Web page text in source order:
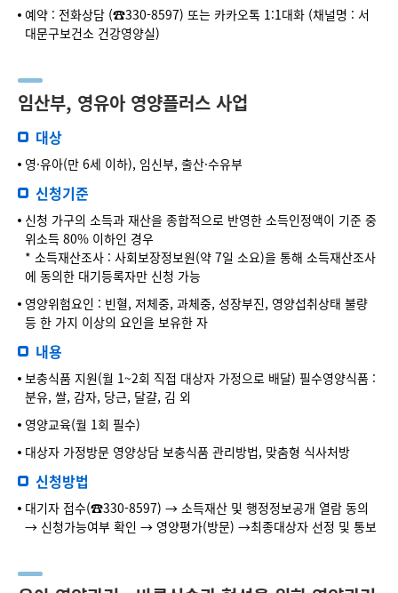
예약 : 전화상담 (☎330-8597) 또는 카카오톡 1:1대화 (채널명 : 서
대문구보건소 건강영양실)
임산부, 영유아 영양플러스 사업
대상
영·유아(만 6세 이하), 임신부, 출산·수유부
신청기준
신청 가구의 소득과 재산을 종합적으로 반영한 소득인정액이 기준 중
위소득 80% 이하인 경우
* 소득재산조사 : 사회보장정보원(약 7일 소요)을 통해 소득재산조사
에 동의한 대기등록자만 신청 가능
영양위험요인 : 빈혈, 저체중, 과체중, 성장부진, 영양섭취상태 불량
등 한 가지 이상의 요인을 보유한 자
내용
보충식품 지원(월 1~2회 직접 대상자 가정으로 배달) 필수영양식품 :
분유, 쌀, 감자, 당근, 달걀, 김 외
영양교육(월 1회 필수)
대상자 가정방문 영양상담 보충식품 관리방법, 맞춤형 식사처방
신청방법
대기자 접수(☎330-8597) → 소득재산 및 행정정보공개 열람 동의
→ 신청가능여부 확인 → 영양평가(방문) →최종대상자 선정 및 통보